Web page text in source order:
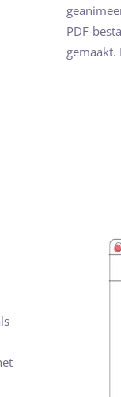
PDF-
gemaakt.